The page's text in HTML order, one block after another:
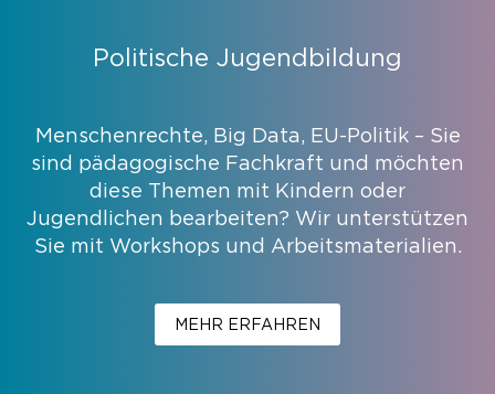
Politische Jugendbildung
Menschenrechte, Big Data, EU-Politik – Sie
sind pädagogische Fachkraft und möchten
diese Themen mit Kindern oder
Jugendlichen bearbeiten? Wir unterstützen
Sie mit Workshops und Arbeitsmaterialien.
MEHR ERFAHREN